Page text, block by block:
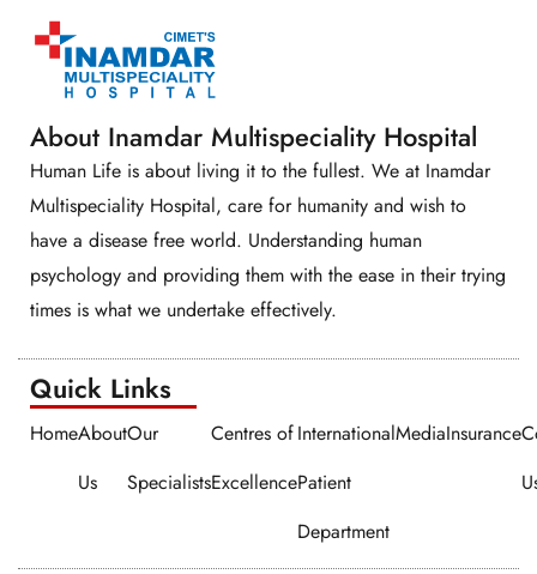
About Inamdar Multispeciality Hospital
Human Life is about living it to the fullest. We at Inamdar
Multispeciality Hospital, care for humanity and wish to
have a disease free world. Understanding human
psychology and providing them with the ease in their trying
times is what we undertake effectively.
Quick Links​​
HomeAbout
Us
Our
Specialists
Centres of
Excellence
International
Patient
Department
MediaInsurance